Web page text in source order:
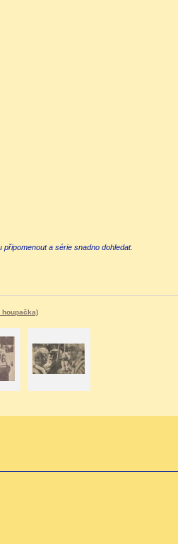
a série snadno dohledat.